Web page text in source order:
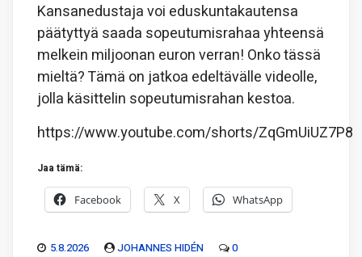
Kansanedustaja voi eduskuntakautensa
päätyttyä saada sopeutumisrahaa yhteensä
melkein miljoonan euron verran! Onko tässä
mieltä? Tämä on jatkoa edeltävälle videolle,
jolla käsittelin sopeutumisrahan kestoa.
https://www.youtube.com/shorts/ZqGmUiUZ7P8
Jaa tämä:
Facebook X WhatsApp
5.8.2026 JOHANNES HIDÉN 0